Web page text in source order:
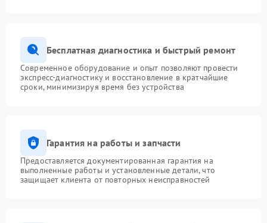
Бесплатная диагностика и быстрый ремонт
Современное оборудование и опыт позволяют провести
экспресс-диагностику и восстановление в кратчайшие
сроки, минимизируя время без устройства
Гарантия на работы и запчасти
Предоставляется документированная гарантия на
выполненные работы и установленные детали, что
защищает клиента от повторных неисправностей